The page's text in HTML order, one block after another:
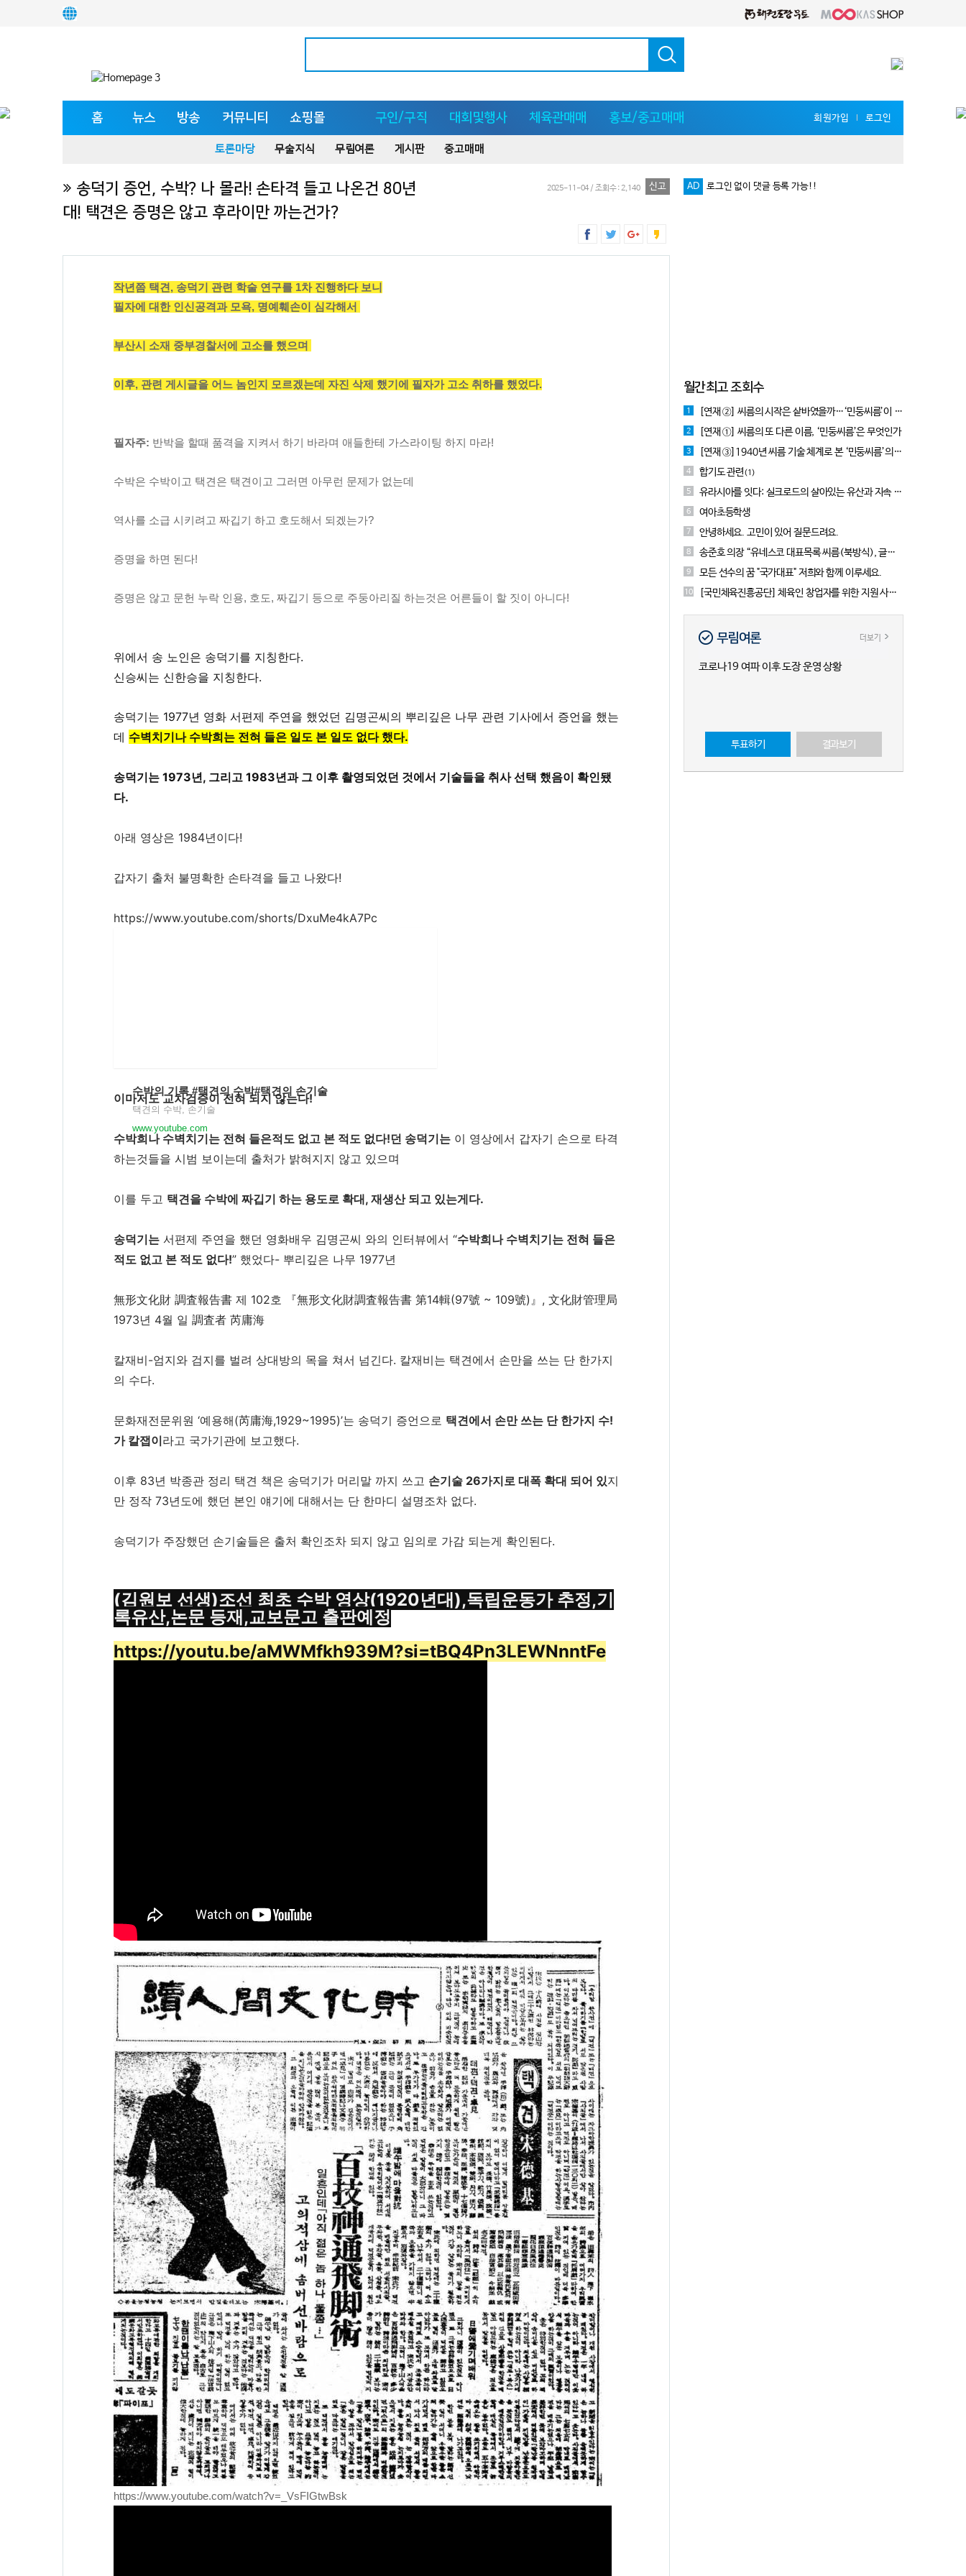
홈 뉴스 방송 커뮤니티 쇼핑몰 구인/구직 대회및행사 체육관매매 홍보/중고매매 회원가입 l 로그인
토론마당 무술지식 무림여론 게시판 중고매매
송덕기 증언, 수박? 나 몰라! 손타격 들고 나온건 80년
대! 택견은 증명은 않고 후라이만 까는건가?
2025-11-04 / 조회수 : 2,140 신고
작년쯤 택견, 송덕기 관련 학술 연구를 1차 진행하다 보니
필자에 대한 인신공격과 모욕, 명예훼손이 심각해서
부산시 소재 중부경찰서에 고소를 했으며
이후, 관련 게시글을 어느 놈인지 모르겠는데 자진 삭제 했기에 필자가 고소 취하를 했었다.
필자주: 반박을 할때 품격을 지켜서 하기 바라며 애들한테 가스라이팅 하지 마라!
수박은 수박이고 택견은 택견이고 그러면 아무런 문제가 없는데
역사를 소급 시키려고 짜깁기 하고 호도해서 되겠는가?
증명을 하면 된다!
증명은 않고 문헌 누락 인용, 호도, 짜깁기 등으로 주둥아리질 하는것은 어른들이 할 짓이 아니다!
위에서 송 노인은 송덕기를 지칭한다.
신승씨는 신한승을 지칭한다.
송덕기는 1977년 영화 서편제 주연을 했었던 김명곤씨의 뿌리깊은 나무 관련 기사에서 증언을 했는
데 수벽치기나 수박희는 전혀 들은 일도 본 일도 없다 했다.
송덕기는 1973년, 그리고 1983년과 그 이후 촬영되었던 것에서 기술들을 취사 선택 했음이 확인됐
다.
아래 영상은 1984년이다!
갑자기 출처 불명확한 손타격을 들고 나왔다!
https://www.youtube.com/shorts/DxuMe4kA7Pc
수박의 기록 #택견의 수박#택견의 손기술
택견의 수박, 손기술
www.youtube.com
이마저도 교차검증이 전혀 되지 않는다!
수박희나 수벽치기는 전혀 들은적도 없고 본 적도 없다!던 송덕기는 이 영상에서 갑자기 손으로 타격
하는것들을 시범 보이는데 출처가 밝혀지지 않고 있으며
이를 두고 택견을 수박에 짜깁기 하는 용도로 확대, 재생산 되고 있는게다.
송덕기는 서편제 주연을 했던 영화배우 김명곤씨 와의 인터뷰에서 “수박희나 수벽치기는 전혀 들은
적도 없고 본 적도 없다!” 했었다- 뿌리깊은 나무 1977년
無形文化財 調査報告書 제 102호 『無形文化財調査報告書 第14輯(97號 ~ 109號)』, 文化財管理局
1973년 4월 일 調査者 芮庸海
칼재비-엄지와 검지를 벌려 상대방의 목을 쳐서 넘긴다. 칼재비는 택견에서 손만을 쓰는 단 한가지
의 수다.
문화재전문위원 ‘예용해(芮庸海,1929~1995)’는 송덕기 증언으로 택견에서 손만 쓰는 단 한가지 수!
가 칼잽이라고 국가기관에 보고했다.
이후 83년 박종관 정리 택견 책은 송덕기가 머리말 까지 쓰고 손기술 26가지로 대폭 확대 되어 있지
만 정작 73년도에 했던 본인 얘기에 대해서는 단 한마디 설명조차 없다.
송덕기가 주장했던 손기술들은 출처 확인조차 되지 않고 임의로 가감 되는게 확인된다.
(김원보 선생)조선 최초 수박 영상(1920년대),독립운동가 추정,기
록유산,논문 등재,교보문고 출판예정
https://youtu.be/aMWMfkh939M?si=tBQ4Pn3LEWNnntFe
https://www.youtube.com/watch?v=_VsFIGtwBsk
AD 로그인 없이 댓글 등록 가능!!
월간최고 조회수
1 [연재 ②] 씨름의 시작은 샅바였을까…‘민둥씨름’이 먼저였다는 근거들
2 [연재 ①] 씨름의 또 다른 이름, ‘민둥씨름’은 무엇인가
3 [연재 ③]1940년 씨름 기술 체계로 본 ‘민둥씨름’의 실체
4 합기도 관련(1)
5 유라시아를 잇다: 실크로드의 살아있는 유산과 지속 가능한 씨름 전승, UN 고위급회담 사이드이벤트
6 여아초등학생
7 안녕하세요. 고민이 있어 질문드려요.
8 송준호 의장 “유네스코 대표목록 씨름(북방식), 글로벌 네트워크 구축완료”
9 모든 선수의 꿈 "국가대표" 저희와 함께 이루세요.
10 [국민체육진흥공단] 체육인 창업자를 위한 지원 사업 소개합니다!
무림여론 더보기
코로나19 여파 이후 도장 운영 상황
투표하기 결과보기